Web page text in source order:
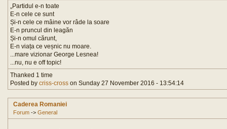
„Partidul e-n toate
E-n cele ce sunt
Și-n cele ce mâine vor râde la soare
E-n pruncul din leagăn
Și-n omul cărunt,
E-n viața ce veșnic nu moare.
...mare vizionar George Lesnea!
...nu, nu e off topic!
Thanked 1 time
Posted by criss-cross on Sunday 27 November 2016 - 13:54:14
Caderea Romaniei
Forum -> General